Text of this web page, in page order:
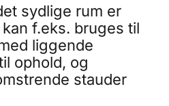
sydlige rum er
f.eks. bruges til
liggende
ophold, og
stauder